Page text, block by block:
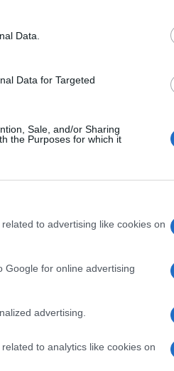
Data.
Data for Targeted
Sale, and/or Sharing
the Purposes for which it
to advertising like cookies on
Google for online advertising
advertising.
to analytics like cookies on
υποβάλλουν την
του
κωδικών
04/12/2021 - 11:03
Επίδομα
Επίδομα
τους πολίτες
της καταβολής.
έκαναν την
διαδικτυακού
πρόσβασης του
24/11/2021 -